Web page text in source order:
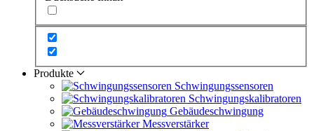
Produkte
Schwingungs­sensoren
Schwingungs­kalibratoren
Gebäude­schwingung
Messverstärker